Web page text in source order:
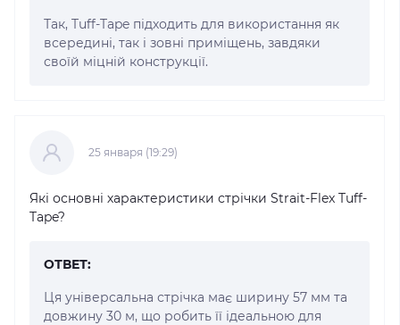
Так, Tuff-Tape підходить для використання як
всередині, так і зовні приміщень, завдяки
своїй міцній конструкції.
25 января (19:29)
Які основні характеристики стрічки Strait-Flex Tuff-
Tape?
ОТВЕТ:
Ця універсальна стрічка має ширину 57 мм та
довжину 30 м, що робить її ідеальною для